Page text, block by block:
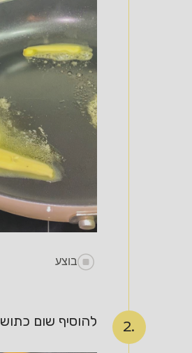
בוצע
2. להוסיף שום כתוש